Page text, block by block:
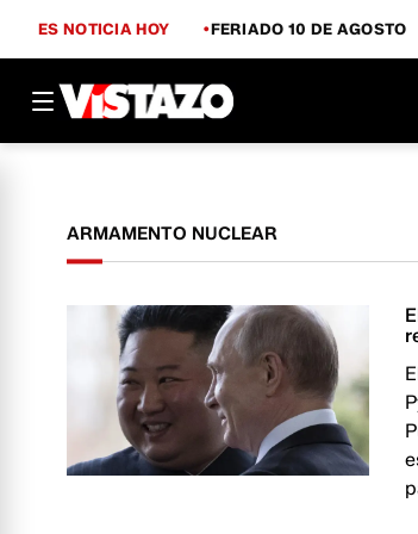
ES NOTICIA HOY FERIADO 10 DE AGOSTO
ARMAMENTO NUCLEAR